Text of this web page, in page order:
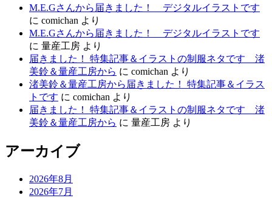
M.E.Gさんから届きました！ デジタルイラストです
に comichan より
M.E.Gさんから届きました！ デジタルイラストです
に 量産工房 より
届きました！ 特集記事＆イラストの制服ネタです 渚
美鈴＆量産工房から に comichan より
渚美鈴＆量産工房から届きました！ 特集記事＆イラス
トです に comichan より
届きました！ 特集記事＆イラストの制服ネタです 渚
美鈴＆量産工房から に 量産工房 より
アーカイブ
2026年8月
2026年7月